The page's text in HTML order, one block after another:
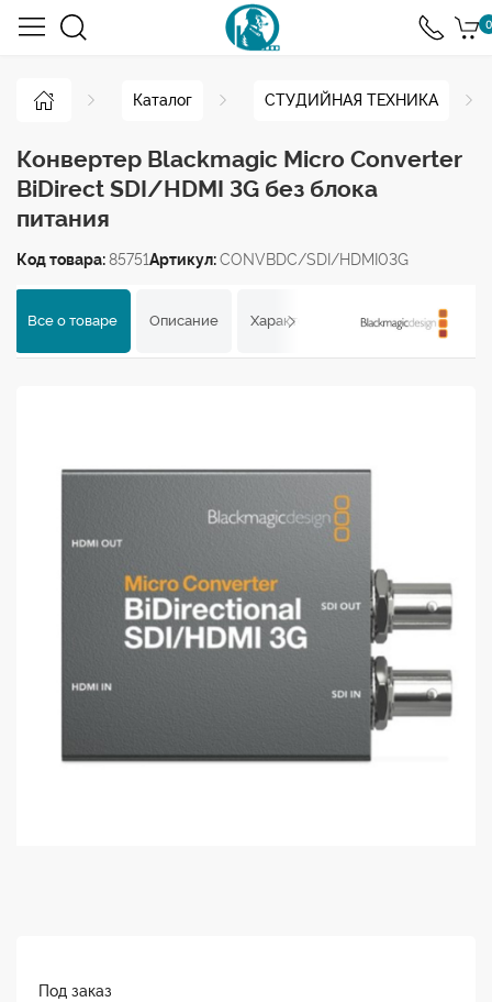
0
Каталог СТУДИЙНАЯ ТЕХНИКА
Конвертер Blackmagic Micro Converter
BiDirect SDI/HDMI 3G без блока
питания
Код товара:85751Артикул:CONVBDC/SDI/HDMI03G
Все о товаре Описание Характеристики Отзывы
Под заказ